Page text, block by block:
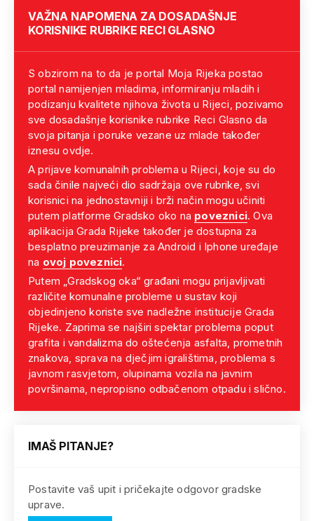
VAŽNA NAPOMENA ZA DOSADAŠNJE
KORISNIKE RUBRIKE RECI GLASNO
S obzirom na to da je portal Moja Rijeka postao
portal namijenjen mladima, informiranju mladih i
podizanju kvalitete njihova života u Rijeci, pozivamo
sve dosadašnje korisnike rubrike Reci Glasno da
svoja pitanja i poruke vezane uz mlade također
iznesu ovdje.
A prijave komunalnih problema u Rijeci, koje su do
sada činile najveći dio sadržaja ove rubrike, svi
korisnici na jednostavniji i brži način mogu učiniti
putem platforme Gradsko oko na poveznici. Ova
aplikacija Grada Rijeke također je dostupna za
besplatno preuzimanje za Android i Iphone uređaje
na ovoj poveznici.
Putem „Gradskog oka“ građani mogu prijavljivati
različite komunalne probleme u sustav koji
objedinjeno koriste sve nadležne institucije Grada
Rijeke. Zaprima se najširi spektar problema poput
grafita i vandalizma do oštećenja asfalta, prometnih
znakova, sprava na dječjim igralištima, problema s
javnom rasvjetom, olupinama vozila na javnim
površinama, nepropisno odbačenom otpadu i slično.
IMAŠ PITANJE?
Postavite vaš upit i pričekajte odgovor gradske
uprave.